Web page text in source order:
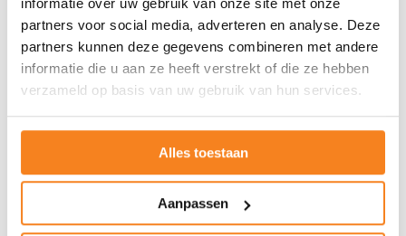
informatie over uw gebruik van onze site met onze
partners voor social media, adverteren en analyse. Deze
partners kunnen deze gegevens combineren met andere
informatie die u aan ze heeft verstrekt of die ze hebben
verzameld op basis van uw gebruik van hun services.
Alles toestaan
Aanpassen
adviseur informatie verzamelt en mensen
helpt bij het maken van de juiste keuzes.
Robert:“Ze vinden het bellen ontzettend
spannend, maar je leert enorm veel door
het gewoon te proberen.”Door actief te
ervaren en te doen, krijgen de leerlingen
een realistisch beeld van de financiële